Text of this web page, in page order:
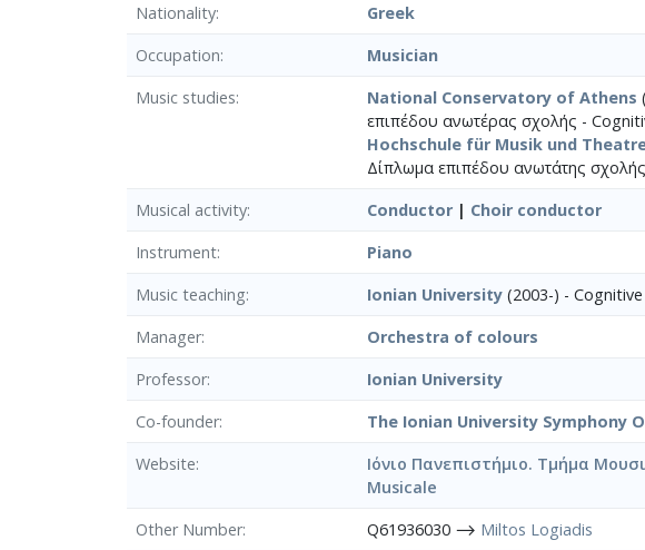
Nationality
Greek
Occupation
Musician
Music studies
National Conservatory of Athens
επιπέδου ανωτέρας σχολής -
Hochschule für Musik und
Δίπλωμα επιπέδου ανωτάτης
Musical activity
Conductor | Choir conductor
Instrument
Piano
Music teaching
Ionian University (2003-) -
Manager
Orchestra of colours
Professor
Ionian University
Co-founder
The Ionian University Symphony
Website
Ιόνιο Πανεπιστήμιο. Τμήμα
Musicale
Other Number
Q61936030 ⟶ Miltos Logiadis